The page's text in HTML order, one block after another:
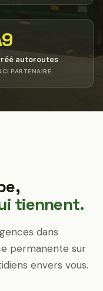
autoroutes
PARTENAIRE
tiennent.
dans
permanente sur
envers vous.